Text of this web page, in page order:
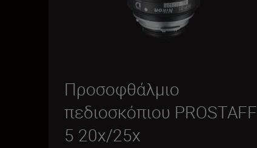
Προσοφθάλμιο
πεδιοσκόπιου PROSTAFF
5 20x/25x